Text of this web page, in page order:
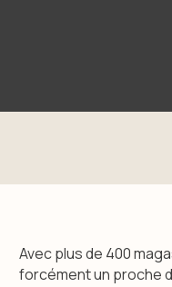
Avec plus de 400
forcément un proche